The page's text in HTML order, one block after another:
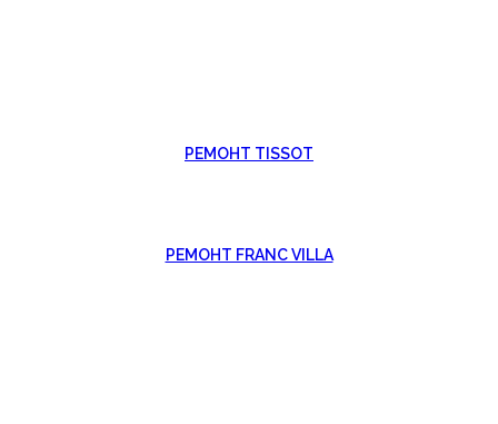
РЕМОНТ TISSOT
РЕМОНТ FRANC VILLA